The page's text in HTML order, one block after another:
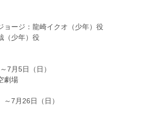
ョージ： 龍崎イクオ（少年）役
（少年）役
7月5日（日）
劇場
7月26日（日）